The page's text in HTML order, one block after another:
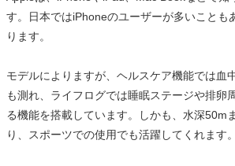
す。日本ではiPhoneのユーザーが多いことも
ります。
モデルによりますが、ヘルスケア機能では血
も測れ、ライフログでは睡眠ステージや排卵
る機能を搭載しています。しかも、水深50m
り、スポーツでの使用でも活躍してくれます。